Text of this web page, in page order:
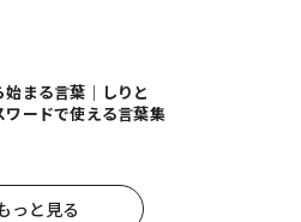
始まる言葉｜しりと
ワードで使える言葉集
っと見る